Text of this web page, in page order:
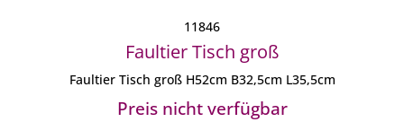
11846
Faultier Tisch groß
Faultier Tisch groß H52cm B32,5cm L35,5cm
Preis nicht verfügbar